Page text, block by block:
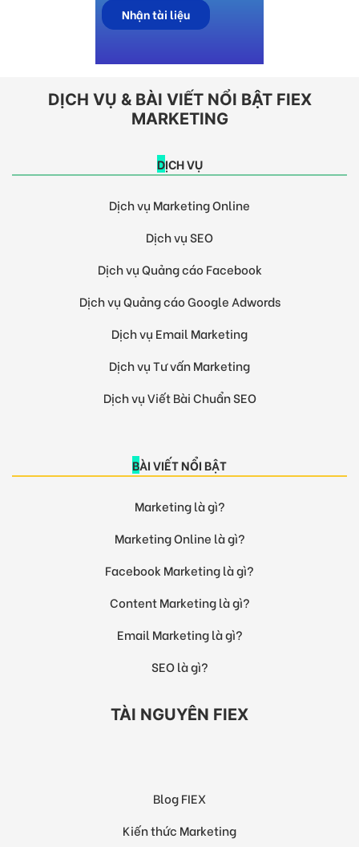
DỊCH VỤ & BÀI VIẾT NỔI BẬT FIEX
MARKETING
DỊCH VỤ
Dịch vụ Marketing Online
Dịch vụ SEO
Dịch vụ Quảng cáo Facebook
Dịch vụ Quảng cáo Google Adwords
Dịch vụ Email Marketing
Dịch vụ Tư vấn Marketing
Dịch vụ Viết Bài Chuẩn SEO
BÀI VIẾT NỔI BẬT
Marketing là gì?
Marketing Online là gì?
Facebook Marketing là gì?
Content Marketing là gì?
Email Marketing là gì?
SEO là gì?
TÀI NGUYÊN FIEX
Blog FIEX
Kiến thức Marketing